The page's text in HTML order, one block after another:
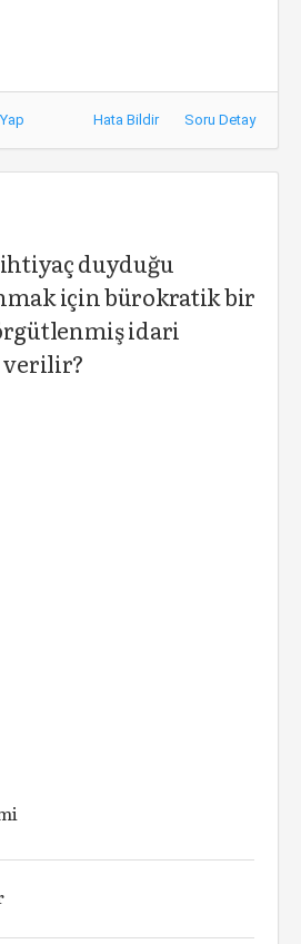
Hata Bildir Soru Detay
duyduğu
için bürokratik bir
idari
verilir?